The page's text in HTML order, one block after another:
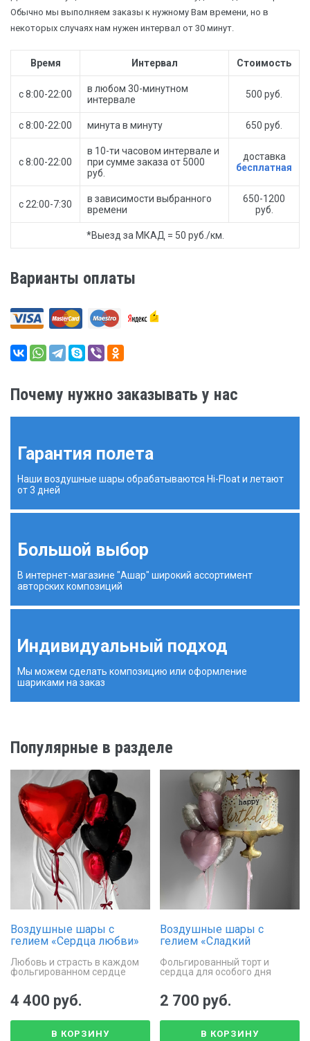
Обычно мы выполняем заказы к нужному Вам времени, но в
некоторых случаях нам нужен интервал от 30 минут.
Время Интервал Стоимость
с 8:00-22:00
в любом 30-минутном
интервале
500 руб.
с 8:00-22:00 минута в минуту 650 руб.
с 8:00-22:00
в 10-ти часовом интервале и
при сумме заказа от 5000
руб.
доставка
бесплатная
с 22:00-7:30
в зависимости выбранного
времени
650-1200
руб.
*Выезд за МКАД = 50 руб./км.
Варианты оплаты
Почему нужно заказывать у нас
Гарантия полета
Наши воздушные шары обрабатываются Hi-Float и летают
от 3 дней
Большой выбор
В интернет-магазине "Ашар" широкий ассортимент
авторских композиций
Индивидуальный подход
Мы можем сделать композицию или оформление
шариками на заказ
Популярные в разделе
Воздушные шары с
гелием «Сердца любви»
Любовь и страсть в каждом
фольгированном сердце
4 400 руб.
В КОРЗИНУ
Воздушные шары с
гелием «Сладкий
Фольгированный торт и
сердца для особого дня
2 700 руб.
В КОРЗИНУ